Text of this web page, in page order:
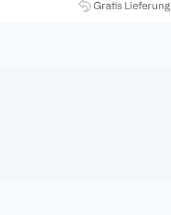
Gratis